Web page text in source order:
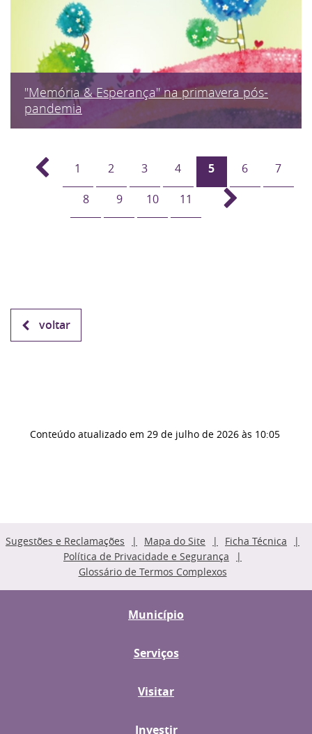
"Memória & Esperança" na primavera pós-
pandemia
1 2 3 4 5 6
7
8
9 10 11
voltar
Conteúdo atualizado em 29 de julho de 2026 às 10:05
Sugestões e Reclamações Mapa do Site
Ficha Técnica
Política de Privacidade e Segurança
Glossário de Termos Complexos
Município
Serviços
Visitar
Investir